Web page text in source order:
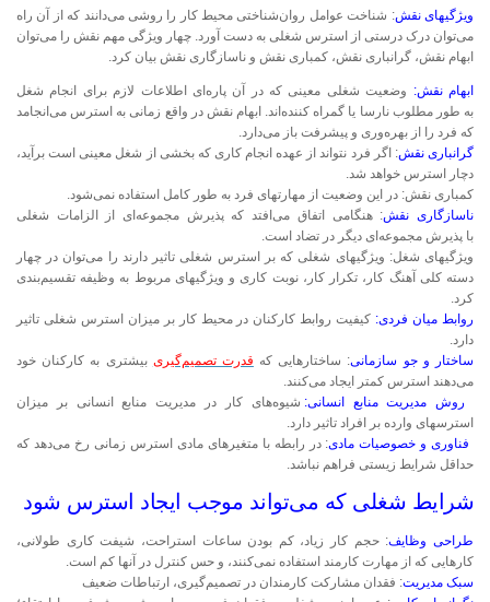
ویژگیهای نقش: شناخت عوامل روان‌شناختی محیط کار را روشی می‌دانند که از آن راه
می‌توان درک درستی از استرس شغلی به دست آورد. چهار ویژگی مهم نقش را می‌توان
ابهام نقش، گرانباری نقش، کمباری نقش و ناسازگاری نقش بیان کرد.
ابهام نقش: وضعیت شغلی معینی که در آن پاره‌ای اطلاعات لازم برای انجام شغل
به طور مطلوب نارسا یا گمراه کننده‌اند. ابهام نقش در واقع زمانی به استرس می‌انجامد
که فرد را از بهره‌وری و پیشرفت باز می‌دارد.
گرانباری نقش: اگر فرد نتواند از عهده انجام کاری که بخشی از شغل معینی است برآید،
دچار استرس خواهد شد.
کمباری نقش: در این وضعیت از مهارتهای فرد به طور کامل استفاده نمی‌شود.
ناسازگاری نقش: هنگامی اتفاق می‌افتد که پذیرش مجموعه‌ای از الزامات شغلی
با پذیرش مجموعه‌ای دیگر در تضاد است.
ویژگیهای شغل: ویژگیهای شغلی که بر استرس شغلی تاثیر دارند را می‌توان در چهار
دسته کلی آهنگ کار، تکرار کار، نوبت کاری و ویژگیهای مربوط به وظیفه تقسیم‌بندی
کرد.
روابط میان فردی: کیفیت روابط کارکنان در محیط کار بر میزان استرس شغلی تاثیر
دارد.
ساختار و جو سازمانی: ساختارهایی که قدرت تصمیم‌گیری بیشتری به کارکنان خود
می‌دهند استرس کمتر ایجاد می‌کنند.
روش مدیریت منابع انسانی: شیوه‌های کار در مدیریت منابع انسانی بر میزان
استرسهای وارده بر افراد تاثیر دارد.
فناوری و خصوصیات مادی: در رابطه با متغیرهای مادی استرس زمانی رخ می‌دهد که
حداقل شرایط زیستی فراهم نباشد.
شرایط شغلی که می‌تواند موجب ایجاد استرس شود
طراحی وظایف: حجم کار زیاد، کم بودن ساعات استراحت، شیفت کاری طولانی،
کارهایی که از مهارت کارمند استفاده نمی‌کنند، و حس کنترل در آنها کم است.
سبک مدیریت: فقدان مشارکت کارمندان در تصمیم‌گیری، ارتباطات ضعیف